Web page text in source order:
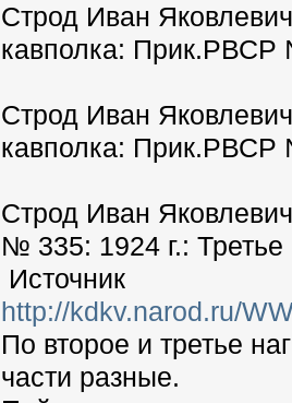
Строд Иван
кавполка: Прик.РВСР
Строд Иван
кавполка: Прик.РВСР
Строд Иван
№ 335: 1924 г.:
Источник
http://kdkv.narod.ru/
По второе и третье
части разные.